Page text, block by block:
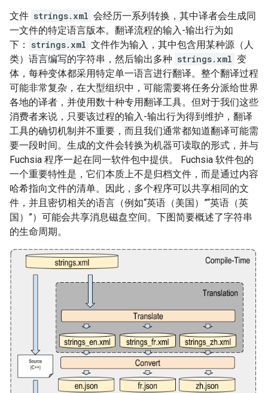
文件 strings.xml 会经历一系列转换，其中译者会生成同
一文件的特定语言版本。翻译流程的输入-输出行为如
下：
strings.xml 文件作为输入，其中包含用某种源（人
类）语言编写的字符串，然后输出多种 strings.xml 变
体，每种变体都采用特定单一语言进行翻译。整个翻译过程
可能非常复杂，在大型组织中，可能需要将任务分派给世界
各地的译者，并使用数十种专用翻译工具。但对于我们这些
消费者来说，只要该过程的输入-输出行为得到维护，翻译
工具的确切机制并不重要，而且我们通常都知道翻译可能需
要一段时间。生成的文件会转换为机器可读取的形式，并与
Fuchsia 程序一起在同一软件包中提供。
Fuchsia 软件包的
一个重要特性是，它们本质上不是归档文件，而是通过内容
哈希指向文件的清单。因此，多个程序可以共享相同的文
件，并且密切相关的语言（例如“英语（美国）”“英语（英
国）”）可能会共享消息磁盘空间。下图简要概述了字符串
的生命周期。